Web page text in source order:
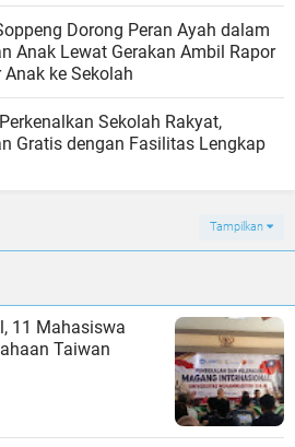
Dorong Peran Ayah dalam
Anak Lewat Gerakan Ambil Rapor
ke Sekolah
Sekolah Rakyat,
Gratis dengan Fasilitas Lengkap
Tampilkan
11 Mahasiswa
Taiwan